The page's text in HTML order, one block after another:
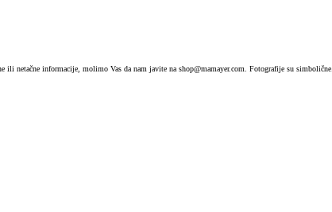
netačne informacije, molimo Vas da nam javite na shop@mamayer.com. Fotografije su simbolične.